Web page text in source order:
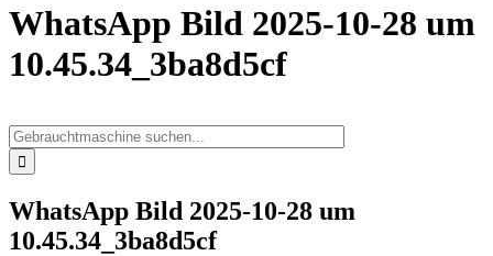
WhatsApp Bild 2025-10-28 um
10.45.34_3ba8d5cf
WhatsApp Bild 2025-10-28 um
10.45.34_3ba8d5cf